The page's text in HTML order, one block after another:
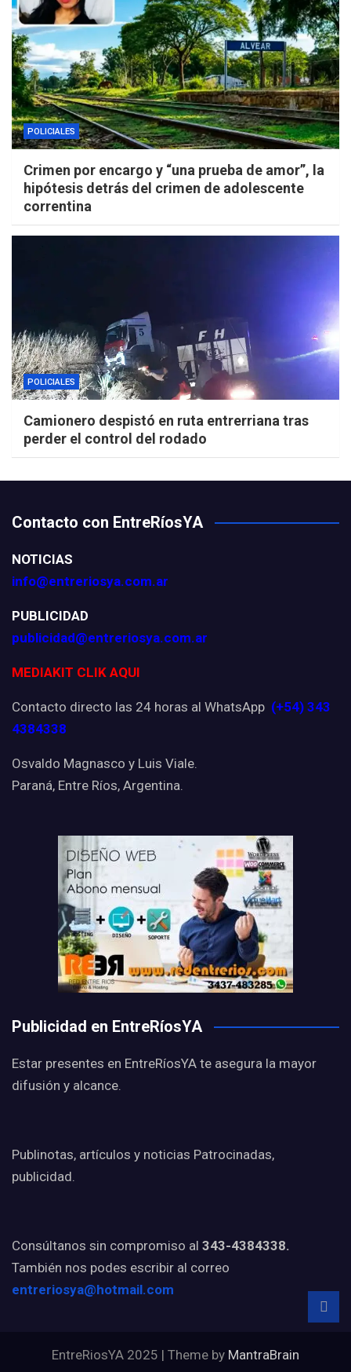
POLICIALES
Crimen por encargo y “una prueba de amor”, la
hipótesis detrás del crimen de adolescente
correntina
POLICIALES
Camionero despistó en ruta entrerriana tras
perder el control del rodado
Contacto con EntreRíosYA
NOTICIAS
info@entreriosya.com.ar
PUBLICIDAD
publicidad@entreriosya.com.ar
MEDIAKIT CLIK AQUI
Contacto directo las 24 horas al WhatsApp (+54) 343
4384338
Osvaldo Magnasco y Luis Viale.
Paraná, Entre Ríos, Argentina.
Publicidad en EntreRíosYA
Estar presentes en EntreRíosYA te asegura la mayor
difusión y alcance.
Publinotas, artículos y noticias Patrocinadas,
publicidad.
Consúltanos sin compromiso al 343-4384338.
También nos podes escribir al correo
entreriosya@hotmail.com
EntreRiosYA 2025 | Theme by MantraBrain